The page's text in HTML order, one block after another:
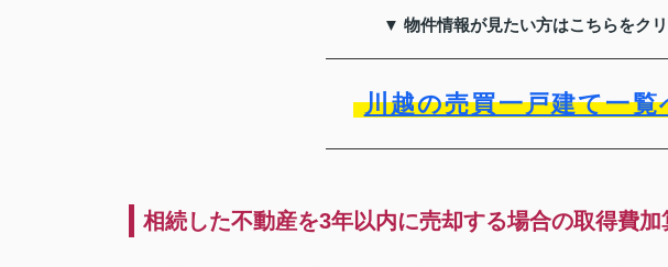
▼ 物件情報が見たい方はこちらをク
川越の売買一戸建て一覧
相続した不動産を3年以内に売却する場合の取得費加